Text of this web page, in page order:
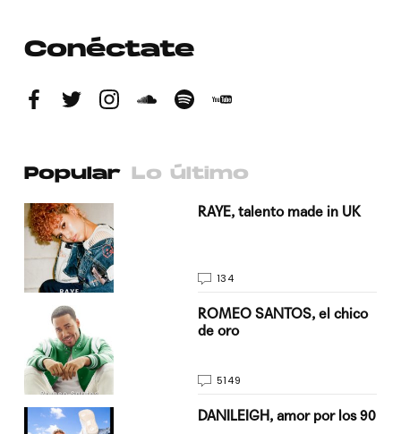
Conéctate
Popular Lo último
RAYE, talento made in UK
134
ROMEO SANTOS, el chico
de oro
5149
DANILEIGH, amor por los 90